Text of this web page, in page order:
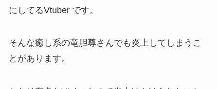
にしてるVtuber です。
そんな癒し系の竜胆尊さんでも 炎上 してしまうこ
とがあります。